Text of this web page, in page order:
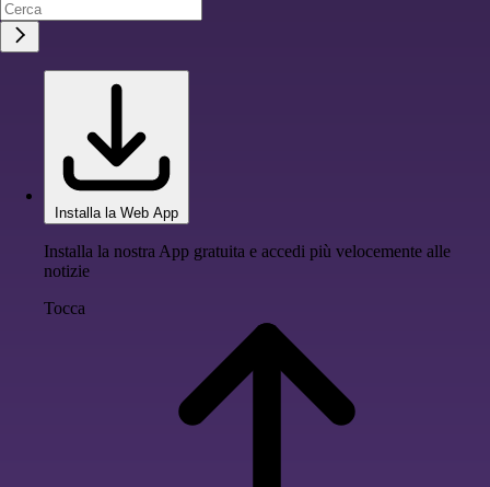
Installa la Web App
Installa la nostra App gratuita e accedi più velocemente alle
notizie
Tocca